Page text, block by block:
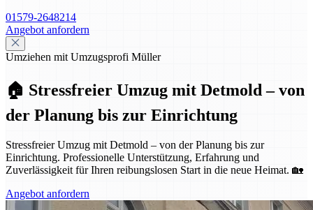
01579-2648214
Angebot anfordern
Umziehen mit Umzugsprofi Müller
🏠 Stressfreier Umzug mit Detmold – von
der Planung bis zur Einrichtung
Stressfreier Umzug mit Detmold – von der Planung bis zur
Einrichtung. Professionelle Unterstützung, Erfahrung und
Zuverlässigkeit für Ihren reibungslosen Start in die neue Heimat. 🏡
Angebot anfordern